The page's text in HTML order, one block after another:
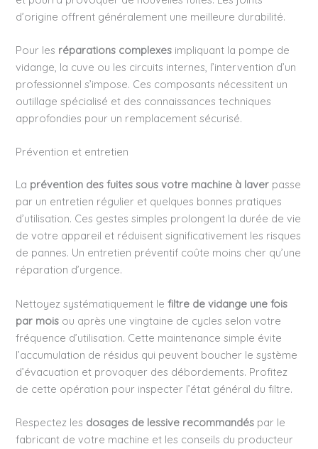
d’origine offrent généralement une meilleure durabilité.
Pour les réparations complexes impliquant la pompe de
vidange, la cuve ou les circuits internes, l’intervention d’un
professionnel s’impose. Ces composants nécessitent un
outillage spécialisé et des connaissances techniques
approfondies pour un remplacement sécurisé.
Prévention et entretien
La prévention des fuites sous votre machine à laver passe
par un entretien régulier et quelques bonnes pratiques
d’utilisation. Ces gestes simples prolongent la durée de vie
de votre appareil et réduisent significativement les risques
de pannes. Un entretien préventif coûte moins cher qu’une
réparation d’urgence.
Nettoyez systématiquement lefiltre de vidange une fois
par mois ou après une vingtaine de cycles selon votre
fréquence d’utilisation. Cette maintenance simple évite
l’accumulation de résidus qui peuvent boucher le système
d’évacuation et provoquer des débordements. Profitez
de cette opération pour inspecter l’état général du filtre.
Respectez les dosages de lessive recommandés par le
fabricant de votre machine et les conseils du producteur